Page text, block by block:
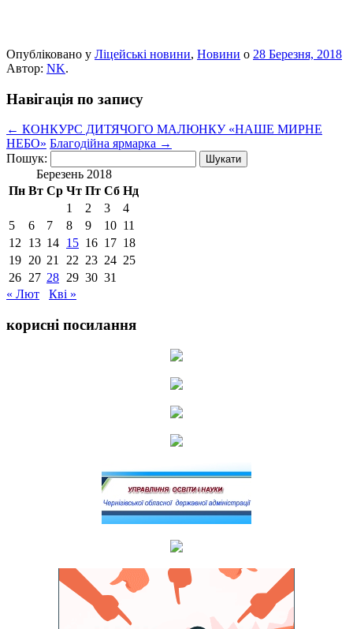
Опубліковано у Ліцейські новини, Новини о 28 Березня, 2018
Автор: NK.
Навігація по запису
← КОНКУРС ДИТЯЧОГО МАЛЮНКУ «НАШЕ МИРНЕ
НЕБО» Благодійна ярмарка →
Пошук:
Березень 2018
Пн Вт Ср Чт Пт Сб Нд
1
2 3
4
5
6 7 8 9 10 11
12
13 14 15 16 17 18
19 20 21 22 23 24 25
26 27 28 29 30 31
« Лют
Кві »
корисні посилання